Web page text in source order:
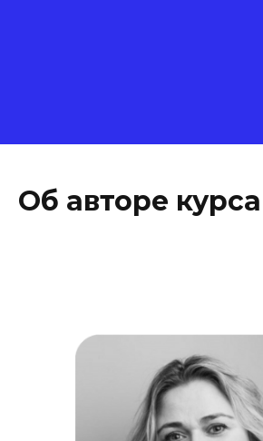
Об авторе курса